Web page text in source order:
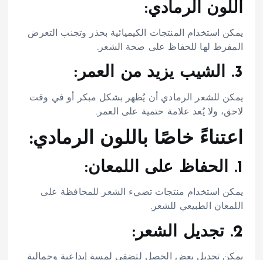
اللون الرمادي:
يمكن استخدام المنتجات الكيميائية بحذر وتجنب التعرض
المفرط لها للحفاظ على صحة الشعر.
3. الشيب يزيد من العمر:
يمكن للشعر الرمادي أن يُظهر بشكل مبكر أو في وقت
لاحق، ولا يُعد علامة حتمية على العمر.
اعتناءً خاصًا باللون الرمادي:
1. الحفاظ على اللمعان:
يمكن استخدام منتجات تضيء الشعر للمحافظة على
اللمعان الطبيعي للشعر.
2. تجديل الشعر:
يمكن تجديل بعض الخصل لتضفي لمسة إبداعية وجمالية